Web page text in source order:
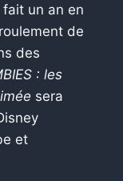
un an en
de
des
: les
sera
et